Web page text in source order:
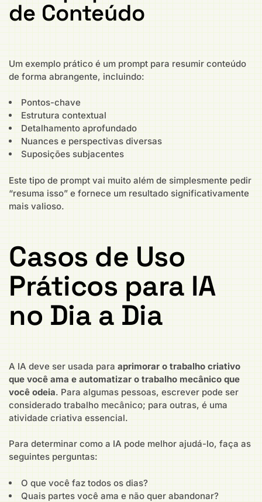
de Conteúdo
Um exemplo prático é um prompt para resumir conteúdo
de forma abrangente, incluindo:
Pontos-chave
Estrutura contextual
Detalhamento aprofundado
Nuances e perspectivas diversas
Suposições subjacentes
Este tipo de prompt vai muito além de simplesmente pedir
“resuma isso” e fornece um resultado significativamente
mais valioso.
Casos de Uso
Práticos para IA
no Dia a Dia
A IA deve ser usada para aprimorar o trabalho criativo
que você ama e automatizar o trabalho mecânico que
você odeia. Para algumas pessoas, escrever pode ser
considerado trabalho mecânico; para outras, é uma
atividade criativa essencial.
Para determinar como a IA pode melhor ajudá-lo, faça as
seguintes perguntas:
O que você faz todos os dias?
Quais partes você ama e não quer abandonar?